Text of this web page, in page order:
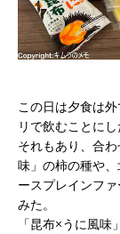
この日は夕食は
リで飲むことにし
それもあり、合
味」の柿の種や
ースプレインフ
みた。
「昆布×うに風